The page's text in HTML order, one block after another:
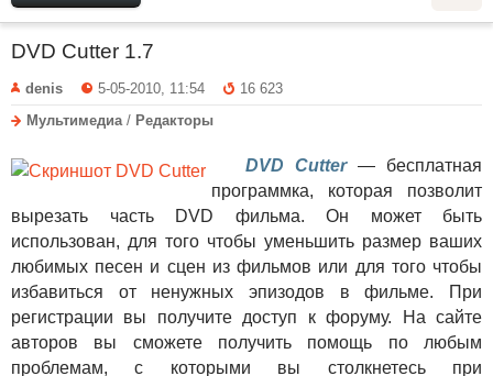
DVD Cutter 1.7
denis 5-05-2010, 11:54
16 623
Мультимедиа/ Редакторы
DVD Cutter— бесплатная
программка, которая позволит
вырезать часть DVD фильма. Он может быть
использован, для того чтобы уменьшить размер ваших
любимых песен и сцен из фильмов или для того чтобы
избавиться от ненужных эпизодов в фильме. При
регистрации вы получите доступ к форуму. На сайте
авторов вы сможете получить помощь по любым
проблемам, с которыми вы столкнетесь при